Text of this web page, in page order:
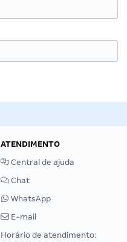
ATENDIMENTO
Central de ajuda
Chat
WhatsApp
E-mail
Horário de atendimento: